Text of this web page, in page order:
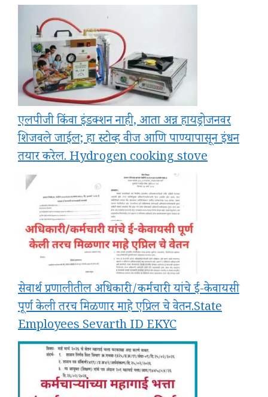
एलपीजी किंवा इंडक्शन नाही, आता अन्न हायड्रोजनवर
शिजवले जाईल; हा स्टोव्ह वीज आणि पाण्यापासून इंधन
तयार करेल. Hydrogen cooking stove
सेवार्थ प्रणालीतील अधिकारी/कर्मचारी यांचे ई-केवायसी
पूर्ण केली तरच मिळणार माहे एप्रिल चे वेतन.State
Employees Sevarth ID EKYC